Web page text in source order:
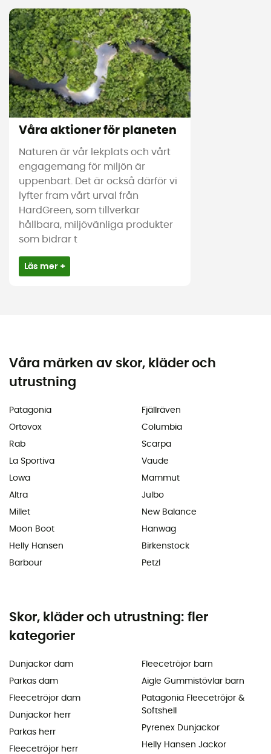
Våra aktioner för planeten
Naturen är vår lekplats och vårt
engagemang för miljön är
uppenbart. Det är också därför vi
lyfter fram vårt urval från
HardGreen, som tillverkar
hållbara, miljövänliga produkter
som bidrar t
Läs mer +
Våra märken av skor, kläder och
utrustning
Patagonia
Ortovox
Rab
La Sportiva
Lowa
Altra
Millet
Moon Boot
Helly Hansen
Barbour
Fjällräven
Columbia
Scarpa
Vaude
Mammut
Julbo
New Balance
Hanwag
Birkenstock
Petzl
Skor, kläder och utrustning: fler
kategorier
Dunjackor dam
Parkas dam
Fleecetröjor dam
Dunjackor herr
Parkas herr
Fleecetröjor herr
Fleecetröjor barn
Aigle Gummistövlar barn
Patagonia Fleecetröjor &
Softshell
Pyrenex Dunjackor
Helly Hansen Jackor